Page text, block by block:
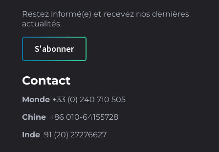
Restez informé(e) et recevez nos dernières
actualités.
S'abonner
Contact
Monde +33 (0) 240 710 505
Chine+86 010-64155728
Inde 91 (20) 27276627